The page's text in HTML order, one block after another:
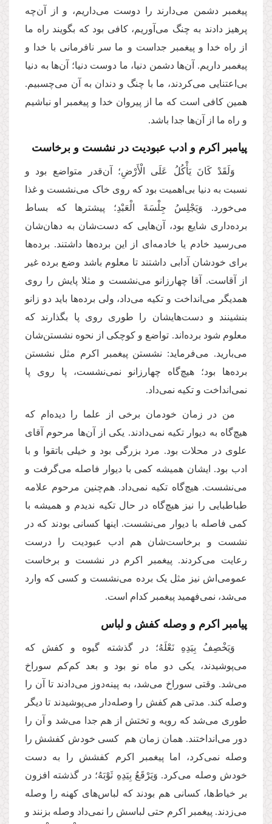
پیغمبر دشمن می‌دارند را دوست می‌داریم، و از آن‌چه
پرهیز دادند به چنگ می‌آوریم، کافی بود که بگویند راه ما
از راه خدا و پیغمبر جداست و ما سر نافرمانی با خدا و
پیغمبر داریم. آن‌ها دشمن دنیا، ما دوست دنیا؛ آن‌ها به دنیا
بی‌اعتنایی می‌کردند، ما با چنگ و دندان به آن می‌چسبیم.
همین کافی است که ما از پیروان خدا و پیغمبر او نباشیم
و راه ما از آن‌ها جدا باشد.
پیامبر اکرم و ادب عبودیت در نشست‌ و برخاست
وَلَقَدْ كَانَ یَأْكُلُ عَلَى الْأَرْضِ؛ آن‌قدر متواضع بود و
نسبت به دنیا بی‌اهمیت بود که روی خاک می‌نشست و غذا
می‌خورد. وَیَجْلِسُ جِلْسَةَ الْعَبْدِ؛ پیشترها که بساط
برده‌داری شایع بود، آن‌هایی که دست‌شان به دهان‌شان
می‌رسید خادم یا خادمه‌ای از این برده‌ها داشتند. برده‌ها
برای خودشان آدابی داشتند تا معلوم باشد وضع برده غیر
از آقاست. آقا چهارزانو می‌نشست و مثلا پایش را روی
همدیگر می‌انداخت و تکیه می‌داد، ولی برده‌ها باید دو زانو
بنشینند و دست‌هایشان را طوری روی پا بگذارند که
معلوم شود برده‌اند. تواضع و کوچکی از نحوه نشستن‌شان
می‌بارید. می‌فرماید: نشستن پیغمبر اکرم مثل نشستن
برده‌ها بود؛ هیچ‌گاه چهارزانو نمی‌نشست، پا روی پا
نمی‌انداخت و تکیه نمی‌داد.
من در زمان خودمان‌ برخی از علما را دیده‌ام که
هیچ‌گاه به دیوار تکیه نمی‌دادند. یکی از آن‌ها مرحوم آقای
علوی در محلات بود. مرد بزرگی بود و خیلی باتقوا و با
ادب بود. ایشان همیشه کمی با دیوار فاصله می‌گرفت و
می‌نشست. هیچ‌گاه تکیه نمی‌داد. هم‌چنین مرحوم علامه
طباطبایی را نیز هیچ‌گاه در حال تکیه ندیدم و همیشه با
کمی فاصله با دیوار می‌نشست. اینها کسانی بودند که در
نشست و برخاست‌شان هم ادب عبودیت را درست
رعایت می‌کردند. پیغمبر اکرم در نشست و برخاست
عمومی‌اش نیز مثل یک برده می‌نشست و کسی که وارد
می‌شد، نمی‌فهمید پیغمبر کدام است.
پیامبر اکرم و وصله کفش و لباس
وَیَخْصِفُ بِیَدِهِ نَعْلَهُ؛ در گذشته گیوه و کفش که
می‌پوشیدند، یکی دو ماه نو بود و بعد کم‌کم سوراخ
می‌شد. وقتی سوراخ می‌شد، به پینه‌دوز می‌دادند تا آن را
وصله ‌کند. مدتی هم کفش را وصله‌دار می‌پوشیدند تا دیگر
طوری می‌شد که رویه و تختش از هم جدا می‌شد و آن را
دور می‌انداختند. همان زمان هم کسی خودش کفشش را
وصله نمی‌کرد، اما پیغمبر اکرم کفشش را به دست
خودش وصله می‌کرد. وَیَرْقَعُ بِیَدِهِ ثَوْبَهُ؛ در گذشته افزون
بر خیاط‌ها، کسانی هم بودند که لبا‌س‌های کهنه را وصله
می‌زدند. پیغمبر اکرم حتی لباسش را نمی‌داد وصله بزنند و